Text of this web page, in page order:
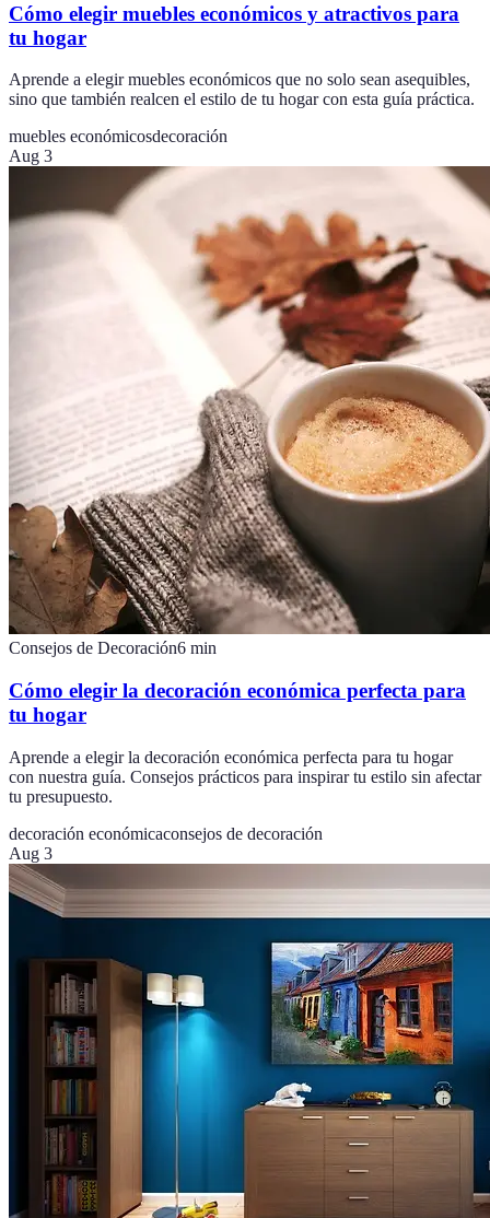
Cómo elegir muebles económicos y atractivos para
tu hogar
Aprende a elegir muebles económicos que no solo sean asequibles,
sino que también realcen el estilo de tu hogar con esta guía práctica.
muebles económicosdecoración
Aug 3
Consejos de Decoración6 min
Cómo elegir la decoración económica perfecta para
tu hogar
Aprende a elegir la decoración económica perfecta para tu hogar
con nuestra guía. Consejos prácticos para inspirar tu estilo sin afectar
tu presupuesto.
decoración económicaconsejos de decoración
Aug 3